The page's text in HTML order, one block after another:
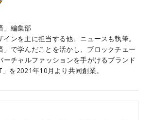
」編集部
ンを主に担当する他、ニュースも執筆。
」で学んだことを活かし、ブロックチェー
ーチャルファッションを手がけるブランド
」を2021年10月より共同創業。